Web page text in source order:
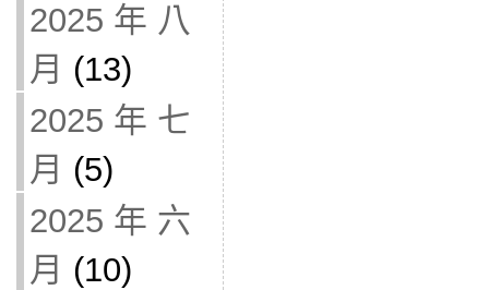
2025 年 八
月 (13)
2025 年 七
月 (5)
2025 年 六
月 (10)